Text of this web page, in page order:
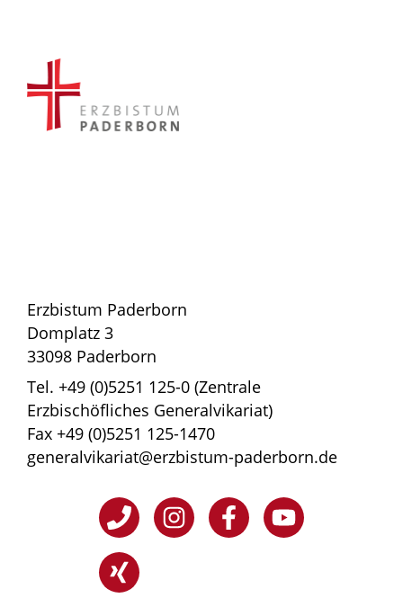
Erzbistum Paderborn
Domplatz 3
33098 Paderborn
Tel. +49 (0)5251 125-0 (Zentrale
Erzbischöfliches Generalvikariat)
Fax +49 (0)5251 125-1470
generalvikariat@erzbistum-paderborn.de